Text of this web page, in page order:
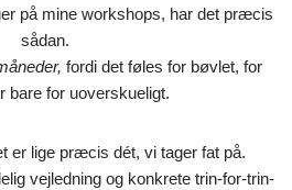
på mine workshops, har det præcis
sådan.
fordi det føles for bøvlet, for
bare for uoverskueligt.
er lige præcis dét, vi tager fat på.
vejledning og konkrete trin-for-trin-